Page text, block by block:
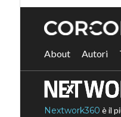
About Autori
Nextwork360 è il